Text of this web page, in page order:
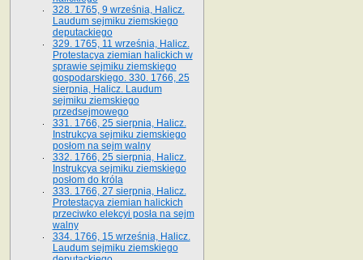
328. 1765, 9 września, Halicz.
Laudum sejmiku ziemskiego
deputackiego
329. 1765, 11 września, Halicz.
Protestacya ziemian halickich w
sprawie sejmiku ziemskiego
gospodarskiego. 330. 1766, 25
sierpnia, Halicz. Laudum
sejmiku ziemskiego
przedsejmowego
331. 1766, 25 sierpnia, Halicz.
Instrukcya sejmiku ziemskiego
posłom na sejm walny
332. 1766, 25 sierpnia, Halicz.
Instrukcya sejmiku ziemskiego
posłom do króla
333. 1766, 27 sierpnia, Halicz.
Protestacya ziemian halickich
przeciwko elekcyi posła na sejm
walny
334. 1766, 15 września, Halicz.
Laudum sejmiku ziemskiego